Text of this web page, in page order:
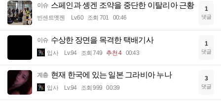
이슈 스페인과 솅겐 조약을 중단한 이탈리아 근황
빈센트멧젠 Lv.60 조회 701 00:46
1
댓글
이슈 수상한 장면을 목격한 택배기사
입사 Lv.94 조회 749 추천 4 00:43
1
댓글
계층 현재 한국에 있는 일본 그라비아 누나
입사 Lv.94 조회 999 00:39
3
댓글